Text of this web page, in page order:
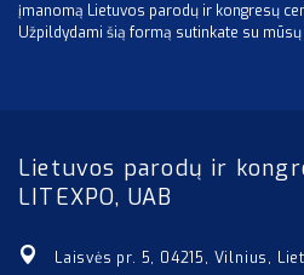
įmanomą Lietuvos parodų ir kongresų
Užpildydami šią formą sutinkate su
Lietuvos parodų ir
LITEXPO, UAB
Laisvės pr. 5, 04215, Vilnius,